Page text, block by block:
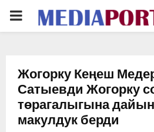
PRIMARY
Жогорку Кеңеш
Сатыевди Жогорку
төрагалыгына
макулдук берди